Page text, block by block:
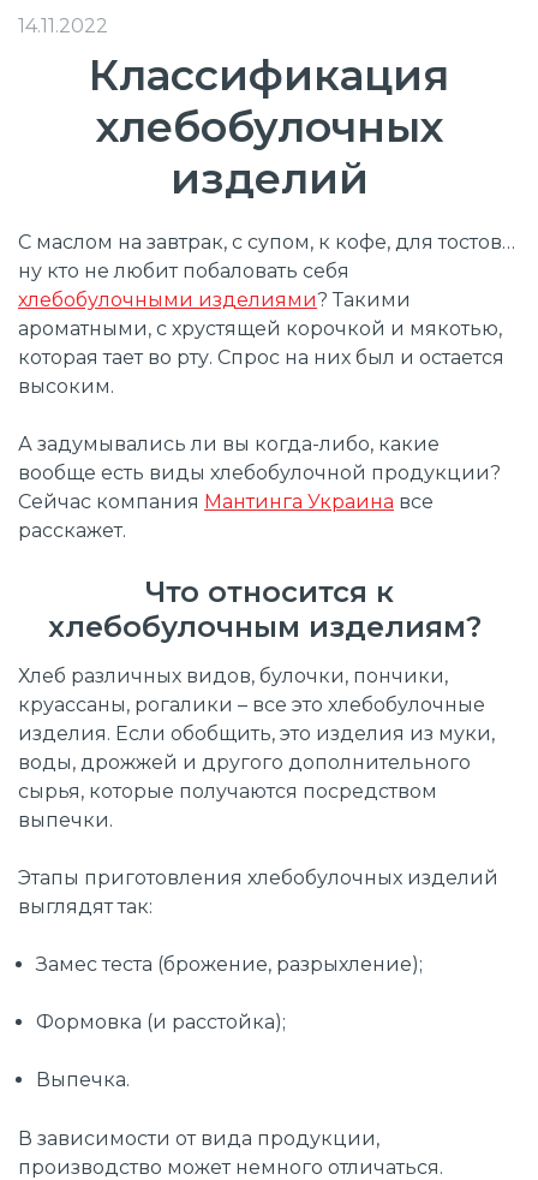
14.11.2022
Классификация
хлебобулочных
изделий
С маслом на завтрак, с супом, к кофе, для тостов…
ну кто не любит побаловать себя
хлебобулочными изделиями? Такими
ароматными, с хрустящей корочкой и мякотью,
которая тает во рту. Спрос на них был и остается
высоким.
А задумывались ли вы когда-либо, какие
вообще есть виды хлебобулочной продукции?
Сейчас компания Мантинга Украина все
расскажет.
Что относится к
хлебобулочным изделиям?
Хлеб различных видов, булочки, пончики,
круассаны, рогалики – все это хлебобулочные
изделия. Если обобщить, это изделия из муки,
воды, дрожжей и другого дополнительного
сырья, которые получаются посредством
выпечки.
Этапы приготовления хлебобулочных изделий
выглядят так:
Замес теста (брожение, разрыхление);
Формовка (и расстойка);
Выпечка.
В зависимости от вида продукции,
производство может немного отличаться.